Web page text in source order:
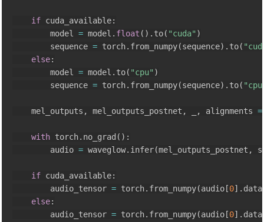
if cuda_available:
        model
= model . float ( ) . to( "cuda" )
        sequence
= torch. from_numpy(sequence) . to(
else:
        model
= model . to( "cpu" )
        sequence
= torch. from_numpy(sequence) . to(
    mel_outputs
, mel_outputs_postnet , , alignments =
with torch. no_grad ( ) :
        audio
= waveglow. infer(mel_outputs_postnet ,
if cuda_available:
        audio_tensor
= torch. from_numpy(audio[0] . data
else:
        audio_tensor
= torch. from_numpy(audio[0] . data